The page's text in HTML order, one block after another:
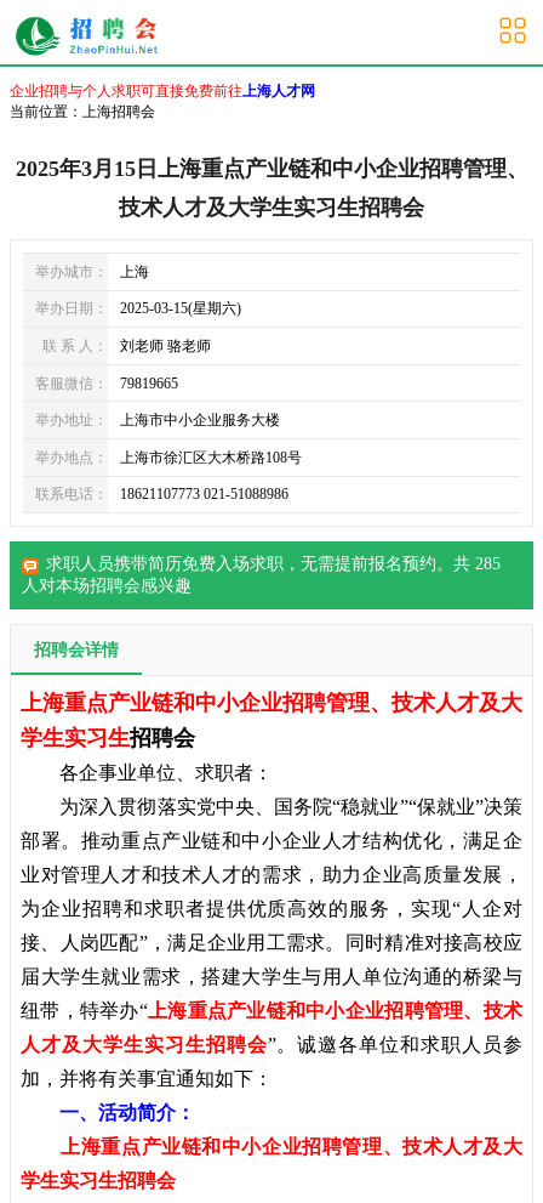
上海招聘会
企业招聘与个人求职可直接免费前往上海人才网
当前位置： 上海招聘会
2025年3月15日上海重点产业链和中小企业招聘管理、
技术人才及大学生实习生招聘会
举办城市： 上海
举办日期： 2025-03-15(星期六)
联 系 人： 刘老师 骆老师
客服微信： 79819665
举办地址： 上海市中小企业服务大楼
举办地点： 上海市徐汇区大木桥路108号
联系电话： 18621107773 021-51088986
求职人员携带简历免费入场求职，无需提前报名预约。共 285
人对本场招聘会感兴趣
招聘会详情
上海重点产业链和中小企业招聘管理、技术人才及大
学生实习生招聘会
各企事业单位、求职者：
为深入贯彻落实党中央、国务院“稳就业”“保就业”决策
部署。推动重点产业链和中小企业人才结构优化，满足企
业对管理人才和技术人才的需求，助力企业高质量发展，
为企业招聘和求职者提供优质高效的服务，实现“人企对
接、人岗匹配”，满足企业用工需求。同时精准对接高校应
届大学生就业需求，搭建大学生与用人单位沟通的桥梁与
纽带，特举办“上海重点产业链和中小企业招聘管理、技术
人才及大学生实习生招聘会”。诚邀各单位和求职人员参
加，并将有关事宜通知如下：
一、活动简介：
上海重点产业链和中小企业招聘管理、技术人才及大
学生实习生招聘会